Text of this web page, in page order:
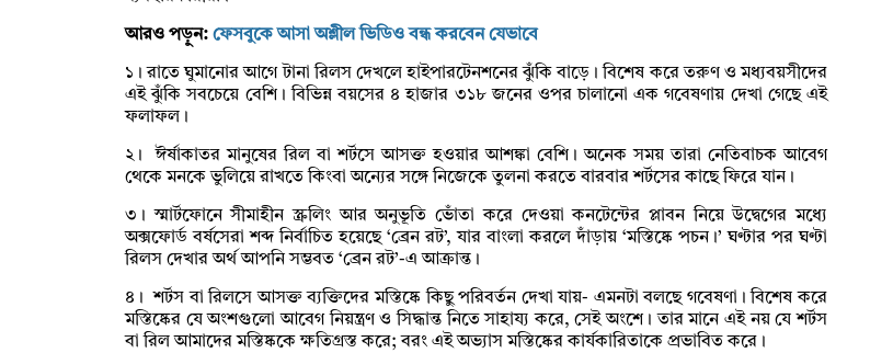
আরও পড়ুন: ফেসবুকে আসা অশ্লীল ভিডিও বন্ধ করবেন যেভাবে
১। রাতে ঘুমানোর আগে টানা রিলস দেখলে হাইপারটেনশনের ঝুঁকি বাড়ে। বিশেষ করে তরুণ ও মধ্যবয়সীদের
এই ঝুঁকি সবচেয়ে বেশি। বিভিন্ন বয়সের ৪ হাজার ৩১৮ জনের ওপর চালানো এক গবেষণায় দেখা গেছে এই
ফলাফল।
২। ঈর্ষাকাতর মানুষের রিল বা শর্টসে আসক্ত হওয়ার আশঙ্কা বেশি। অনেক সময় তারা নেতিবাচক আবেগ
থেকে মনকে ভুলিয়ে রাখতে কিংবা অন্যের সঙ্গে নিজেকে তুলনা করতে বারবার শর্টসের কাছে ফিরে যান।
৩। স্মার্টফোনে সীমাহীন স্ক্রলিং আর অনুভূতি ভোঁতা করে দেওয়া কনটেন্টের প্লাবন নিয়ে উদ্বেগের মধ্যে
অক্সফোর্ড বর্ষসেরা শব্দ নির্বাচিত হয়েছে ‘ব্রেন রট’, যার বাংলা করলে দাঁড়ায় ‘মস্তিষ্কে পচন।’ ঘণ্টার পর ঘণ্টা
রিলস দেখার অর্থ আপনি সম্ভবত ‘ব্রেন রট’-এ আক্রান্ত।
৪। শর্টস বা রিলসে আসক্ত ব্যক্তিদের মস্তিষ্কে কিছু পরিবর্তন দেখা যায়- এমনটা বলছে গবেষণা। বিশেষ করে
মস্তিষ্কের যে অংশগুলো আবেগ নিয়ন্ত্রণ ও সিদ্ধান্ত নিতে সাহায্য করে, সেই অংশে। তার মানে এই নয় যে শর্টস
বা রিল আমাদের মস্তিষ্ককে ক্ষতিগ্রস্ত করে; বরং এই অভ্যাস মস্তিষ্কের কার্যকারিতাকে প্রভাবিত করে।